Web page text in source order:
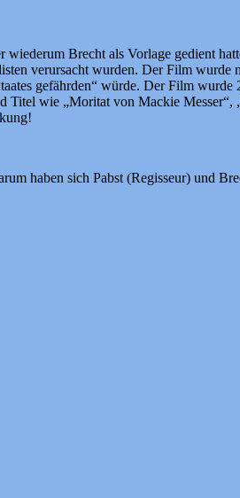
Brecht als Vorlage gedient
verursacht wurden. Der Film wurde
gefährden“ würde. Der Film wurde
wie „Moritat von Mackie Messer“,
haben sich Pabst (Regisseur) und